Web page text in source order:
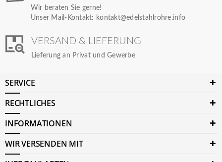
Wir beraten Sie gerne!
Unser Mail-Kontakt: kontakt@edelstahlrohre.info
VERSAND & LIEFERUNG
Lieferung an Privat und Gewerbe
SERVICE
RECHTLICHES
INFORMATIONEN
WIR VERSENDEN MIT